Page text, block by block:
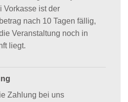
Vorkasse ist der
nach 10 Tagen fällig,
Veranstaltung noch in
liegt.
Zahlung bei uns